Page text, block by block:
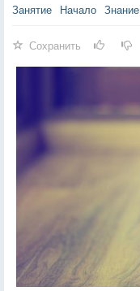
Занятие Начало Знание
Сохранить